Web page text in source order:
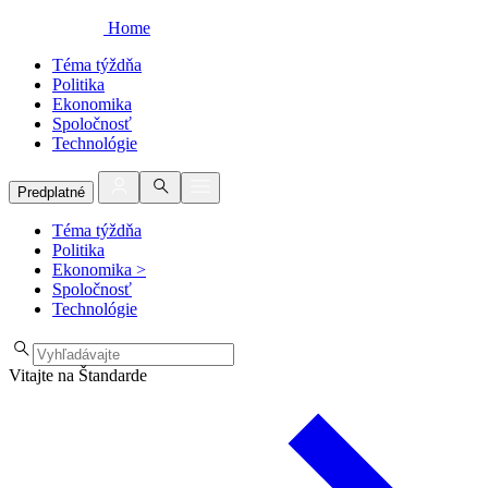
Home
Téma týždňa
Politika
Ekonomika
Spoločnosť
Technológie
Predplatné
Téma týždňa
Politika
Ekonomika >
Spoločnosť
Technológie
Vitajte na Štandarde